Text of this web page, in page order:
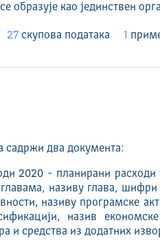
се образује као јединствен
27 скуповa података 1
садржи два документа:
2020 - планирани
главама, називу глава,
називу програмске
назив
и средства из додатних